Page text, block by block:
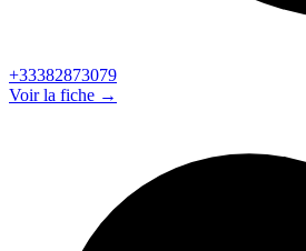
+33382873079
Voir la fiche →